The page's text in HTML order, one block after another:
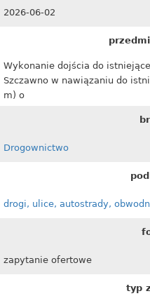
2026-06-02
Wykonanie dojścia do
Szczawno w nawiązaniu do
m) o
Drogownictwo
drogi, ulice, autostrady,
zapytanie ofertowe
typ